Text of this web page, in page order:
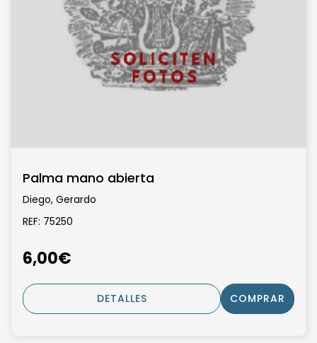
Palma mano abierta
Diego, Gerardo
REF: 75250
6,00€
DETALLES COMPRAR